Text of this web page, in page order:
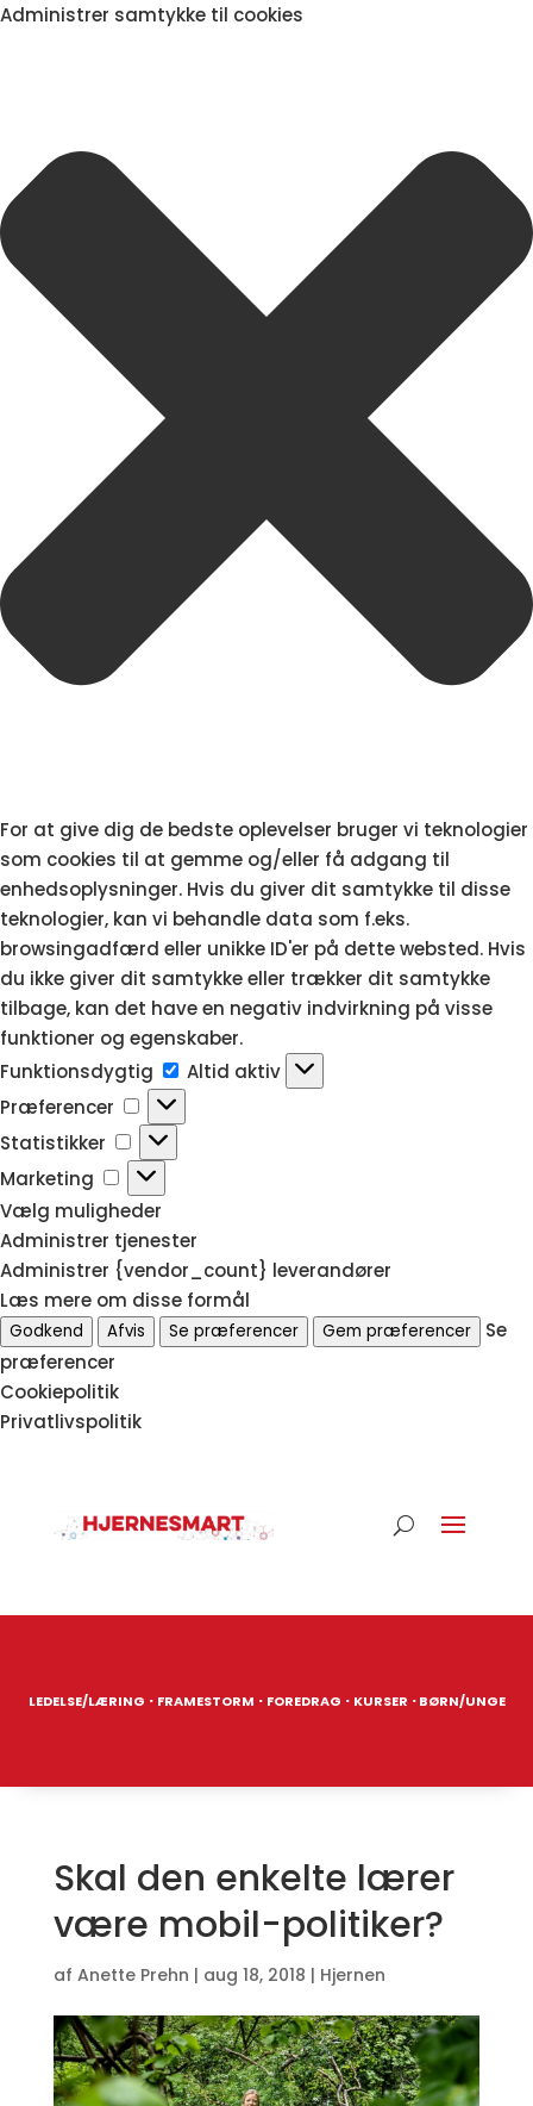
Administrer samtykke til cookies
For at give dig de bedste oplevelser bruger vi teknologier
som cookies til at gemme og/eller få adgang til
enhedsoplysninger. Hvis du giver dit samtykke til disse
teknologier, kan vi behandle data som f.eks.
browsingadfærd eller unikke ID'er på dette websted. Hvis
du ikke giver dit samtykke eller trækker dit samtykke
tilbage, kan det have en negativ indvirkning på visse
funktioner og egenskaber.
Funktionsdygtig
Funktionsdygtig
Altid aktiv
Præferencer
Præferencer
Statistikker
Statistikker
Marketing
Marketing
Vælg muligheder
Administrer tjenester
Administrer {vendor_count} leverandører
Læs mere om disse formål
Godkend Afvis Se præferencer Gem præferencer
Se
præferencer
Cookiepolitik
Privatlivspolitik
LEDELSE/LÆRING · FRAMESTORM · FOREDRAG · KURSER ·BØRN/UNGE
Skal den enkelte lærer
være mobil-politiker?
af Anette Prehn | aug 18, 2018 | Hjernen